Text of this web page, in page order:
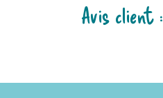
Avis client :